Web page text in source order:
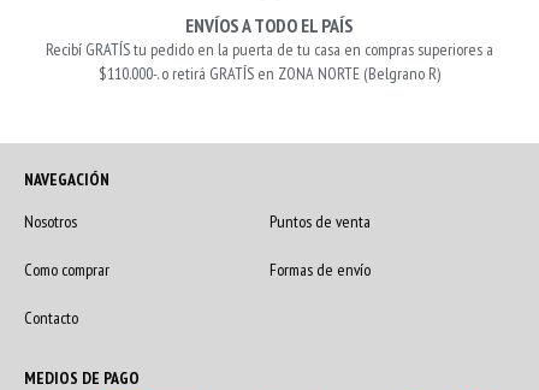
ENVÍOS A TODO EL PAÍS
Recibí GRATÍS tu pedido en la puerta de tu casa en compras superiores a
$110.000-. o retirá GRATÍS en ZONA NORTE (Belgrano R)
NAVEGACIÓN
Nosotros
Puntos de venta
Como comprar Formas de envío
Contacto
MEDIOS DE PAGO